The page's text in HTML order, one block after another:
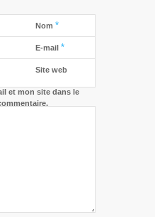
Nom *
E-mail *
Site web
et mon site dans le